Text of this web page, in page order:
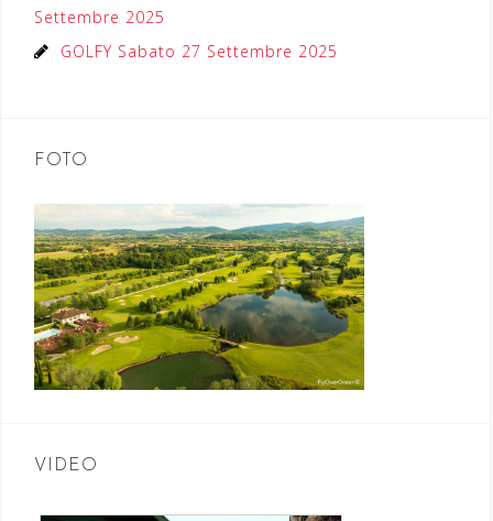
Settembre 2025
GOLFY Sabato 27 Settembre 2025
FOTO
VIDEO